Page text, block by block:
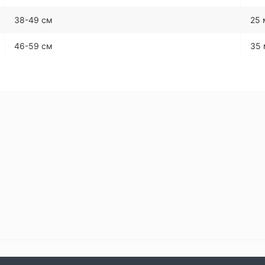
38-49 см 25
46-59 см 35